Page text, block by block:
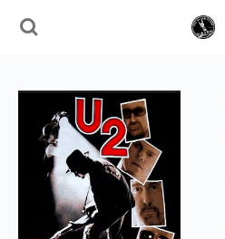
principal